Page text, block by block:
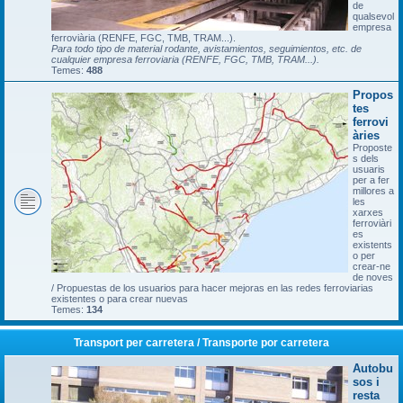
de
qualsevol
empresa
ferroviària (RENFE, FGC, TMB, TRAM...).
Para todo tipo de material rodante, avistamientos, seguimientos, etc. de
cualquier empresa ferroviaria (RENFE, FGC, TMB, TRAM...).
Temes: 488
Propos
tes
ferrovi
àries
Proposte
s dels
usuaris
per a fer
millores a
les
xarxes
ferroviàri
es
existents
o per
crear-ne
de noves
/ Propuestas de los usuarios para hacer mejoras en las redes ferroviarias
existentes o para crear nuevas
Temes: 134
Transport per carretera / Transporte por carretera
Autobu
sos i
resta